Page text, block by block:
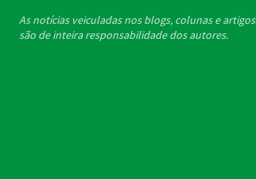
As notícias veiculadas nos blogs, colunas e artigos
são de inteira responsabilidade dos autores.